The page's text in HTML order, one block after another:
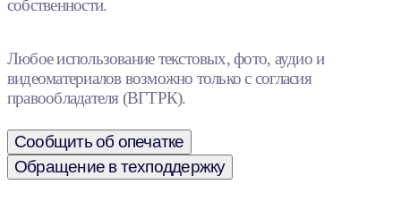
собственности.
Любое использование текстовых, фото, аудио и
видеоматериалов возможно только с согласия
правообладателя (ВГТРК).
Сообщить об опечатке
Обращение в техподдержку